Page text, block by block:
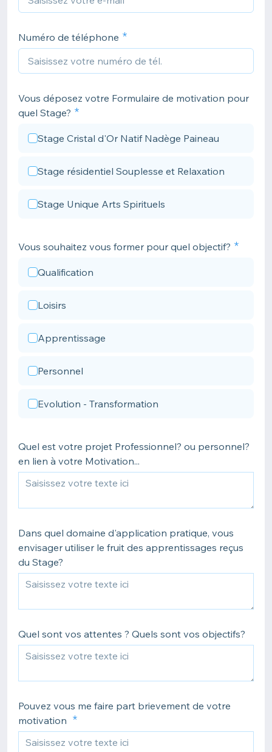
Numéro de téléphone
Vous déposez votre Formulaire de motivation pour
quel Stage?
Stage Cristal d'Or Natif Nadège Paineau
Stage résidentiel Souplesse et Relaxation
Stage Unique Arts Spirituels
Vous souhaitez vous former pour quel objectif?
Qualification
Loisirs
Apprentissage
Personnel
Evolution - Transformation
Quel est votre projet Professionnel? ou personnel?
en lien à votre Motivation...
Dans quel domaine d'application pratique, vous
envisager utiliser le fruit des apprentissages reçus
du Stage?
Quel sont vos attentes ? Quels sont vos objectifs?
Pouvez vous me faire part brievement de votre
motivation